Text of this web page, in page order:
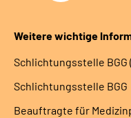
Weitere wichtige
Schlich­tungs­stel­le BGG
Schlich­tungs­stel­le BGG
Beauftragte für